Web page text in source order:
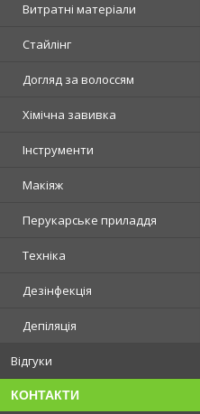
Витратні матеріали
Стайлінг
Догляд за волоссям
Хімічна завивка
Інструменти
Макіяж
Перукарське приладдя
Техніка
Дезінфекція
Депіляція
Відгуки
КОНТАКТИ